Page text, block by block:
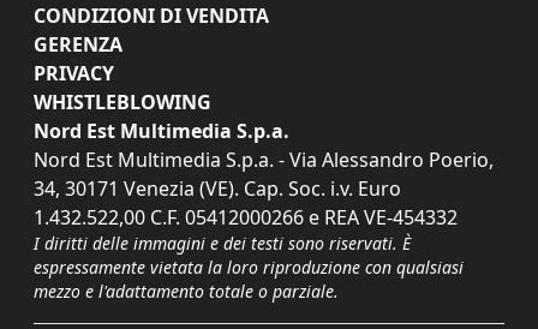
CONDIZIONI DI VENDITA
GERENZA
PRIVACY
WHISTLEBLOWING
Nord Est Multimedia S.p.a.
Nord Est Multimedia S.p.a. - Via Alessandro Poerio,
34, 30171 Venezia (VE). Cap. Soc. i.v. Euro
1.432.522,00 C.F. 05412000266 e REA VE-454332
I diritti delle immagini e dei testi sono riservati. È
espressamente vietata la loro riproduzione con qualsiasi
mezzo e l'adattamento totale o parziale.